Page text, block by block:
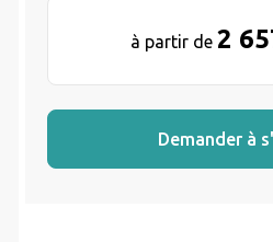
à partir de 2
Demander à